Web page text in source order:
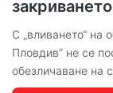
С „вливането“ на
Пловдив” не се
обезличаване на